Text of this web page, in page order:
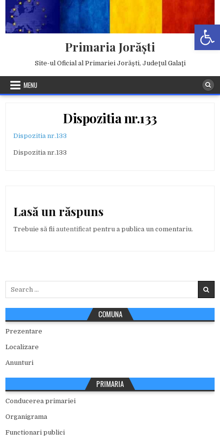
content
Primaria Jorăşti
Site-ul Oficial al Primariei Jorăşti, Judeţul Galaţi
MENU
Dispozitia nr.133
Dispozitia nr.133
Dispozitia nr.133
Lasă un răspuns
Trebuie să fiiautentificat pentru a publica un comentariu.
COMUNA
Prezentare
Localizare
Anunturi
PRIMARIA
Conducerea primariei
Organigrama
Functionari publici